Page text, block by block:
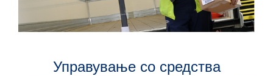
Управување со средства